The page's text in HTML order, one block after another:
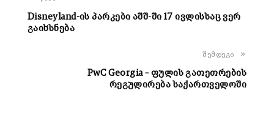
Disneyland-ის პარკები აშშ-ში 17 ივლისსაც ვერ
გაიხსნება
შემდეგი
PwC Georgia – ფულის გათეთრების
რეგულირება საქართველოში